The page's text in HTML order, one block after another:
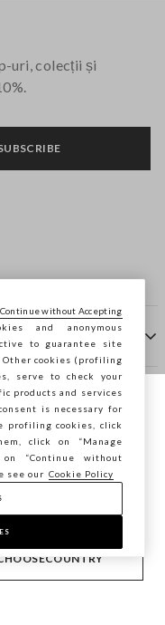
uri, colecții și
- Cap. Soc.
vrei să
România
and anonymous
to guarantee site
Other cookies (profiling
serve to check your
products and services
is necessary for
profiling cookies, click
click on “Manage
“Continue without
see our Cookie Policy
Continue without Accepting